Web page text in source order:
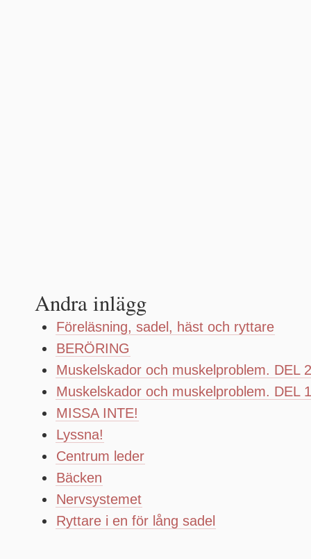
Andra inlägg
Föreläsning, sadel, häst och ryttare
BERÖRING
Muskelskador och muskelproblem. DEL 2
Muskelskador och muskelproblem. DEL 1
MISSA INTE!
Lyssna!
Centrum leder
Bäcken
Nervsystemet
Ryttare i en för lång sadel